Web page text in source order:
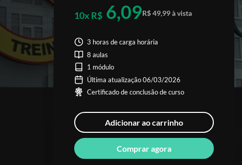
10x R$ 6,09R$ 49,99 à vista
3 horas de carga horária
8 aulas
1 módulo
Última atualização 06/03/2026
Certificado de conclusão de curso
Adicionar ao carrinho
Comprar agora